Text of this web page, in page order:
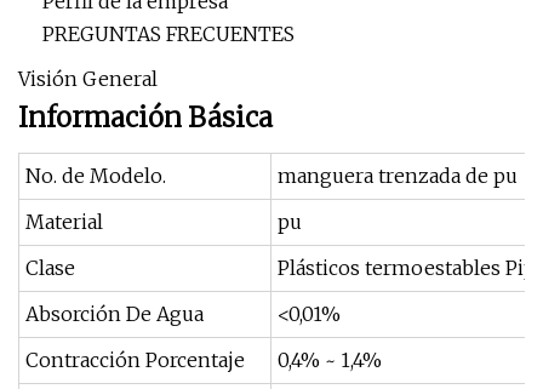
PREGUNTAS FRECUENTES
Visión General
Información Básica
No. de Modelo.
manguera trenzada de pu
Material
pu
Clase
Plásticos termoestables
Absorción De Agua
<0,01%
Contracción Porcentaje
0,4% ~ 1,4%